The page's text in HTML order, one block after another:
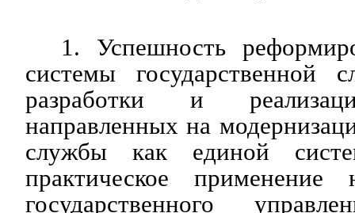
1. Успешность
системы государственной
разработки и
направленных на
службы как единой
практическое применение
государственного